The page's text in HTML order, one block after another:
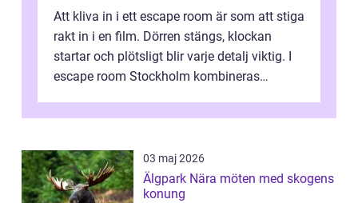
Att kliva in i ett escape room är som att stiga
rakt in i en film. Dörren stängs, klockan
startar och plötsligt blir varje detalj viktig. I
escape room Stockholm kombineras
03 maj 2026
Älgpark Nära möten med skogens
konung